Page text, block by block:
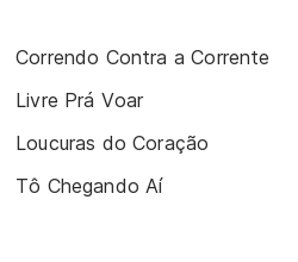
Correndo Contra a Corrente
Livre Prá Voar
Loucuras do Coração
Tô Chegando Aí